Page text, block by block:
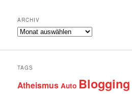
ARCHIV
Archiv
TAGS
Atheismus Auto Blogging